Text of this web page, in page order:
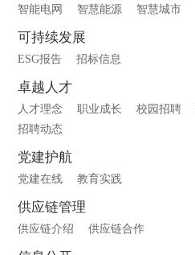
智能电网 智慧能源 智慧城市
可持续发展
ESG报告 招标信息
卓越人才
人才理念 职业成长 校园招聘
招聘动态
党建护航
党建在线 教育实践
供应链管理
供应链介绍 供应链合作